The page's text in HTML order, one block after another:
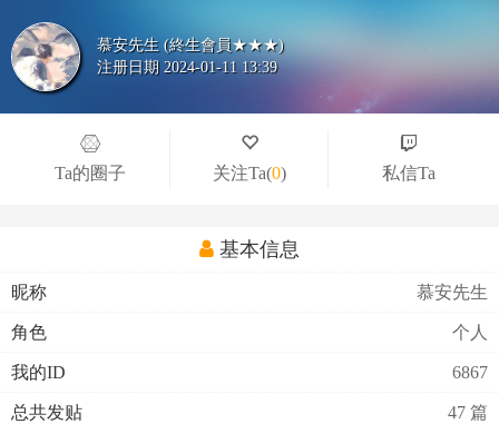
慕安先生 (終生會員★★★)
注册日期 2024-01-11 13:39
Ta的圈子 关注Ta(0) 私信Ta
基本信息
昵称 慕安先生
角色 个人
我的ID 6867
总共发贴 47 篇